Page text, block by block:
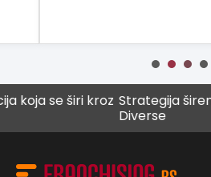
se širi kroz Strategija širenja
Diverse